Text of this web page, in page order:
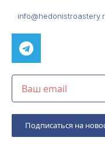
Подписаться на